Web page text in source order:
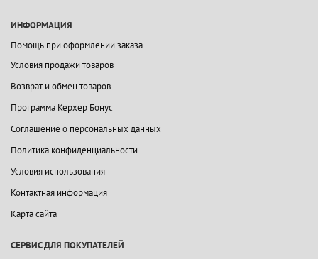
ИНФОРМАЦИЯ
Помощь при оформлении заказа
Условия продажи товаров
Возврат и обмен товаров
Программа Керхер Бонус
Соглашение о персональных данных
Политика конфиденциальности
Условия использования
Контактная информация
Карта сайта
СЕРВИС ДЛЯ ПОКУПАТЕЛЕЙ